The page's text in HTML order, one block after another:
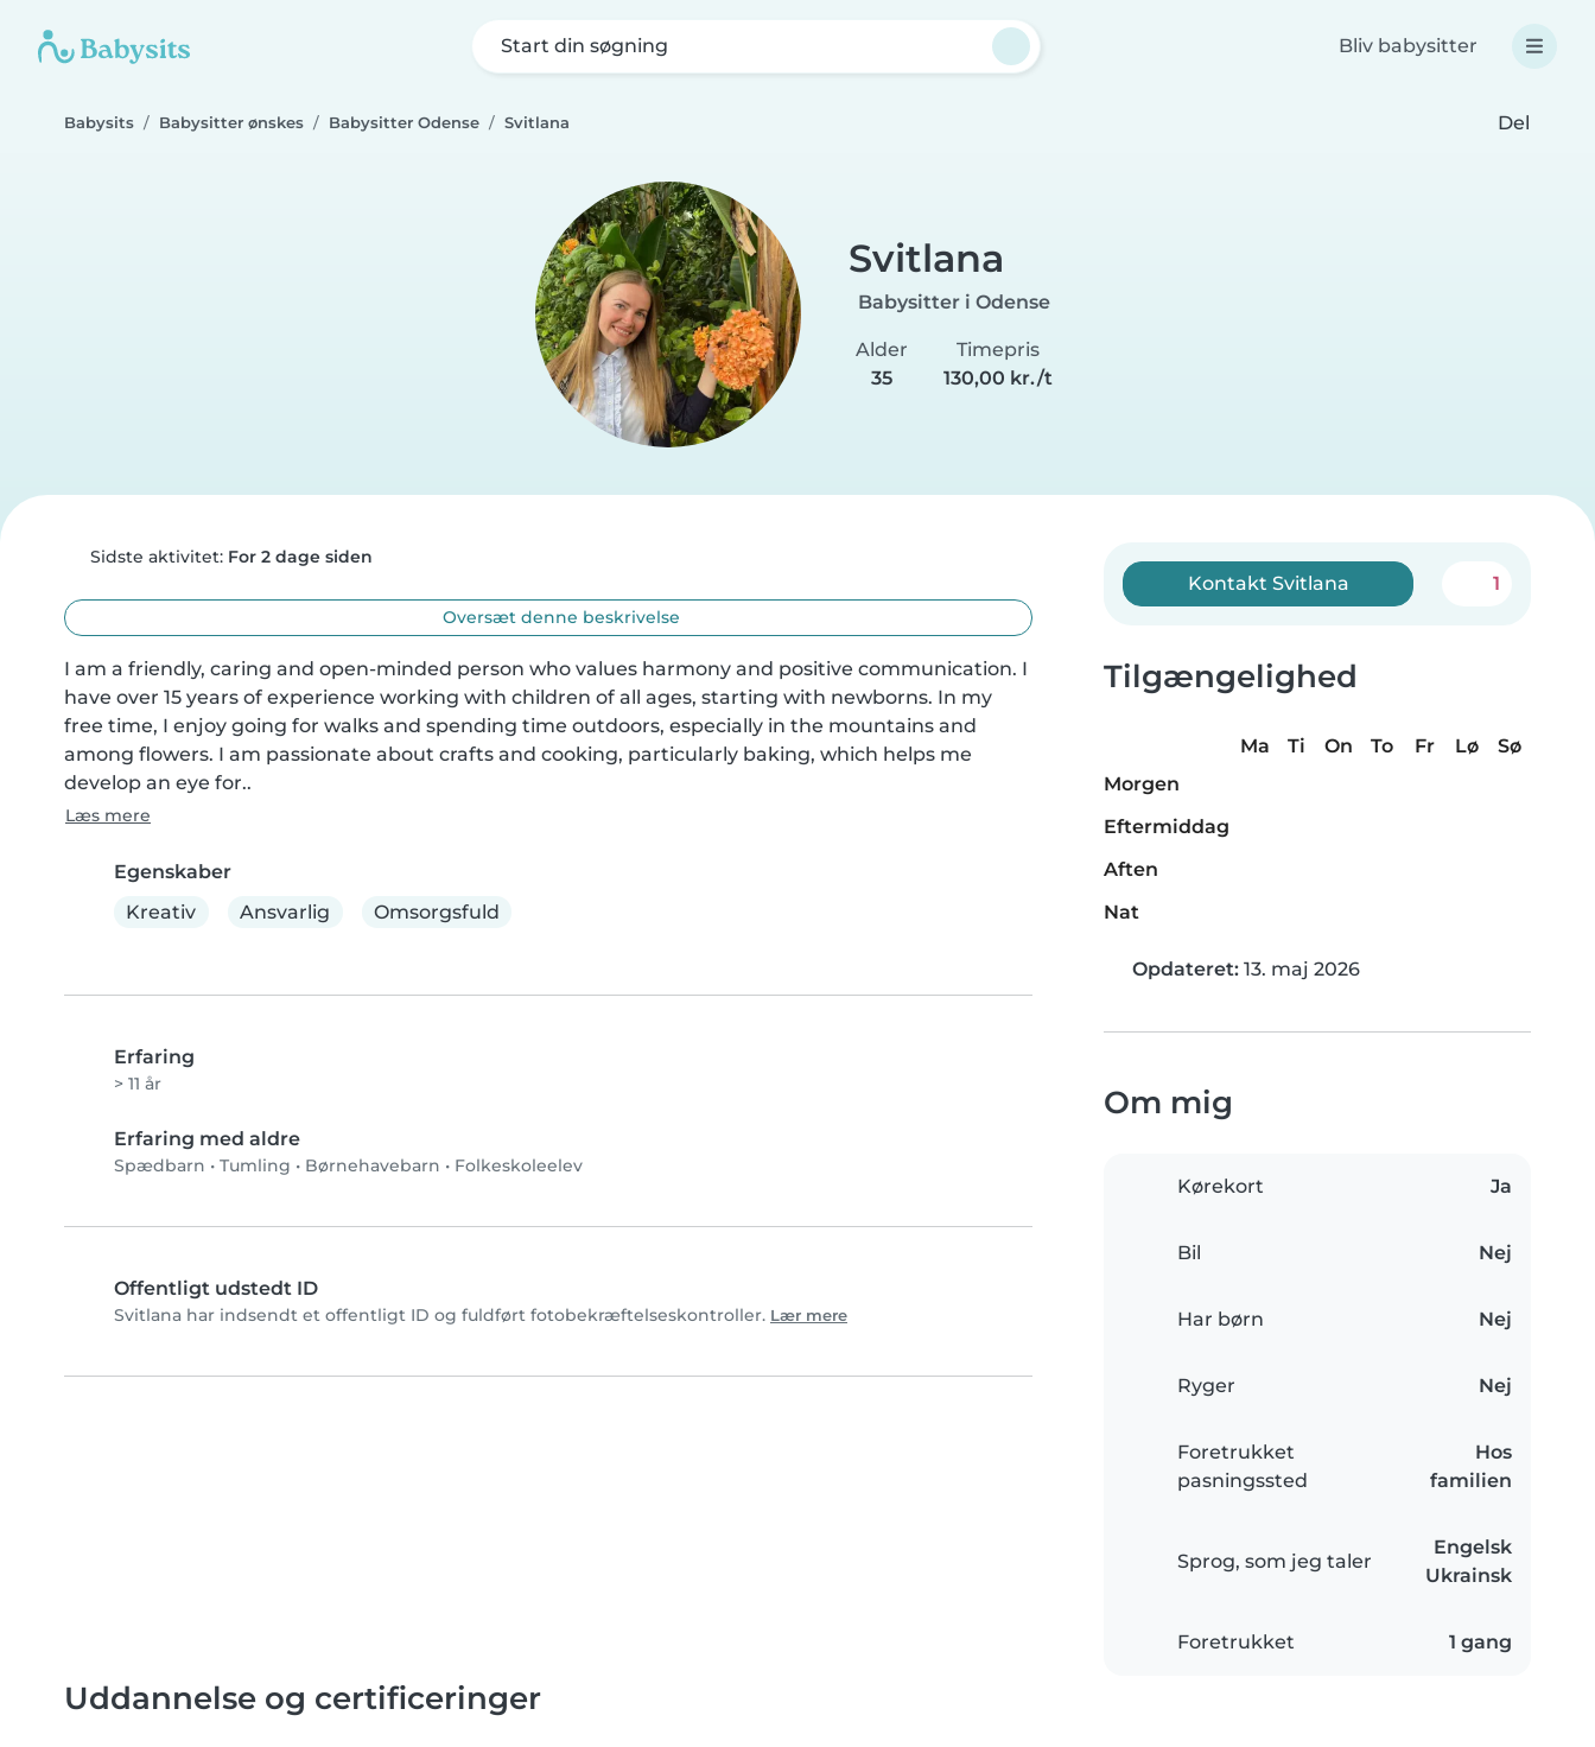
Start din søgning Bliv babysitter
Babysits Babysitter ønskes Babysitter Odense Svitlana Del
Svitlana
Babysitter i Odense
Alder
35
Timepris
130,00 kr./t
Sidste aktivitet: For 2 dage siden
Oversæt denne beskrivelse
I am a friendly, caring and open-minded person who values harmony and positive communication. I
have over 15 years of experience working with children of all ages, starting with newborns. In my
free time, I enjoy going for walks and spending time outdoors, especially in the mountains and
among flowers. I am passionate about crafts and cooking, particularly baking, which helps me
develop an eye for..
Læs mere
Egenskaber
Kreativ
Ansvarlig Omsorgsfuld
Erfaring
> 11 år
Erfaring med aldre
Spædbarn • Tumling • Børnehavebarn • Folkeskoleelev
Offentligt udstedt ID
Svitlana har indsendt et offentligt ID og fuldført fotobekræftelseskontroller. Lær mere
Kontakt Svitlana 1
Tilgængelighed
Ma Ti On To Fr Lø
Sø
Morgen
Eftermiddag
Aften
Nat
Opdateret: 13. maj 2026
Om mig
Kørekort Ja
Bil Nej
Har børn Nej
Ryger Nej
Foretrukket
pasningssted
Hos
familien
Sprog, som jeg taler
Engelsk
Ukrainsk
Foretrukket 1 gang
Uddannelse og certificeringer